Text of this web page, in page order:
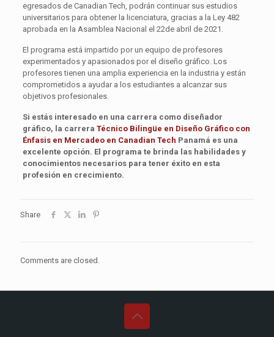
egresados de Canadian Tech, podrán continuar sus estudios
universitarios para obtener la licenciatura, gracias a la Ley 482
aprobada en la Asamblea Nacional el 22de abril de 2021.
El programa está impartido por un equipo de profesores
experimentados y apasionados por el diseño gráfico. Los
profesores tienen una amplia experiencia en la industria y están
comprometidos a ayudar a los estudiantes a alcanzar sus
objetivos profesionales.
Si estás interesado en una carrera como diseñador
gráfico, la carrera Técnico Bilingüe en Diseño Gráfico con
Énfasis en Mercadeo en Canadian Tech Panamá es una
excelente opción. El programa te brinda las habilidades y
conocimientos necesarios para tener éxito en esta
profesión en crecimiento.
Share
Comments are closed.